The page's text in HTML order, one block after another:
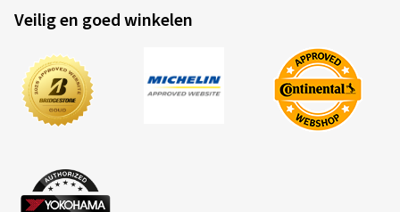
Veilig en goed winkelen